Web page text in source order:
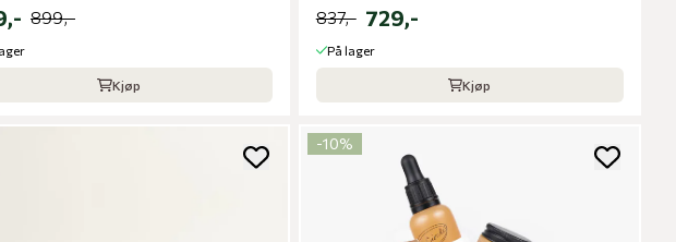
899,-
Kjøp
837,- 729,-
På lager
Kjøp
-10%